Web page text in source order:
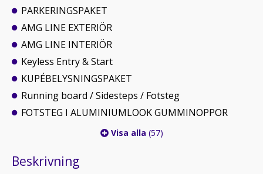
PARKERINGSPAKET
AMG LINE EXTERIÖR
AMG LINE INTERIÖR
Keyless Entry & Start
KUPÉBELYSNINGSPAKET
Running board / Sidesteps / Fotsteg
FOTSTEG I ALUMINIUMLOOK GUMMINOPPOR
Visa alla (57)
Beskrivning